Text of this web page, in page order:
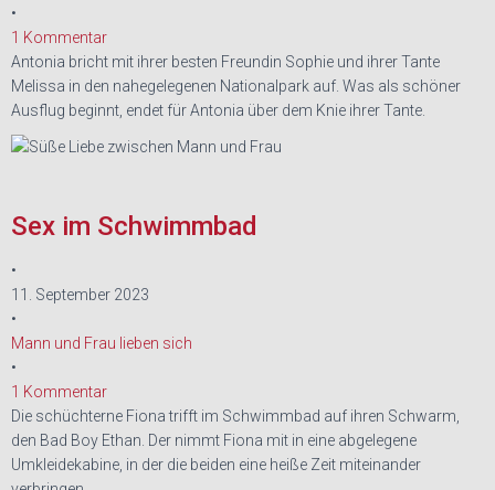
•
1 Kommentar
Antonia bricht mit ihrer besten Freundin Sophie und ihrer Tante
Melissa in den nahegelegenen Nationalpark auf. Was als schöner
Ausflug beginnt, endet für Antonia über dem Knie ihrer Tante.
Sex im Schwimmbad
•
11. September 2023
•
Mann und Frau lieben sich
•
1 Kommentar
Die schüchterne Fiona trifft im Schwimmbad auf ihren Schwarm,
den Bad Boy Ethan. Der nimmt Fiona mit in eine abgelegene
Umkleidekabine, in der die beiden eine heiße Zeit miteinander